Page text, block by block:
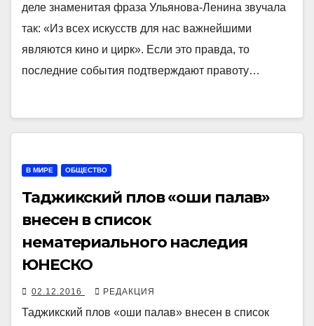
деле знаменитая фраза Ульянова-Ленина звучала
так: «Из всех искусств для нас важнейшими
являются кино и цирк». Если это правда, то
последние события подтверждают правоту…
В МИРЕ ОБЩЕСТВО
Таджикский плов «оши палав»
внесен в список
нематериального наследия
ЮНЕСКО
02.12.2016 РЕДАКЦИЯ
Таджикский плов «оши палав» внесен в список